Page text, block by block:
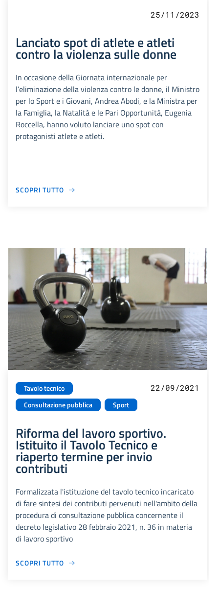
25/11/2023
Lanciato spot di atlete e atleti
contro la violenza sulle donne
In occasione della Giornata internazionale per
l’eliminazione della violenza contro le donne, il Ministro
per lo Sport e i Giovani, Andrea Abodi, e la Ministra per
la Famiglia, la Natalità e le Pari Opportunità, Eugenia
Roccella, hanno voluto lanciare uno spot con
protagonisti atlete e atleti.
SCOPRI TUTTO
Tavolo tecnico
Consultazione pubblica
Sport
22/09/2021
Riforma del lavoro sportivo.
Istituito il Tavolo Tecnico e
riaperto termine per invio
contributi
Formalizzata l'istituzione del tavolo tecnico incaricato
di fare sintesi dei contributi pervenuti nell'ambito della
procedura di consultazione pubblica concernente il
decreto legislativo 28 febbraio 2021, n. 36 in materia
di lavoro sportivo
SCOPRI TUTTO